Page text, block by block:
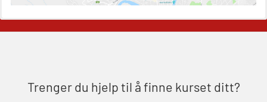
båt u/mørkekjøring – grunnleggende
(OSE1142)
Trenger du hjelp til å finne kurset ditt?